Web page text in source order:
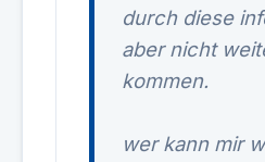
durch diese
aber nicht
kommen.
wer kann mir